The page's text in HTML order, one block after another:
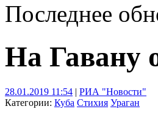
Последнее
На Гавану
28.01.2019 11:54 | РИА "Новости"
Категории: Куба Стихия Ураган